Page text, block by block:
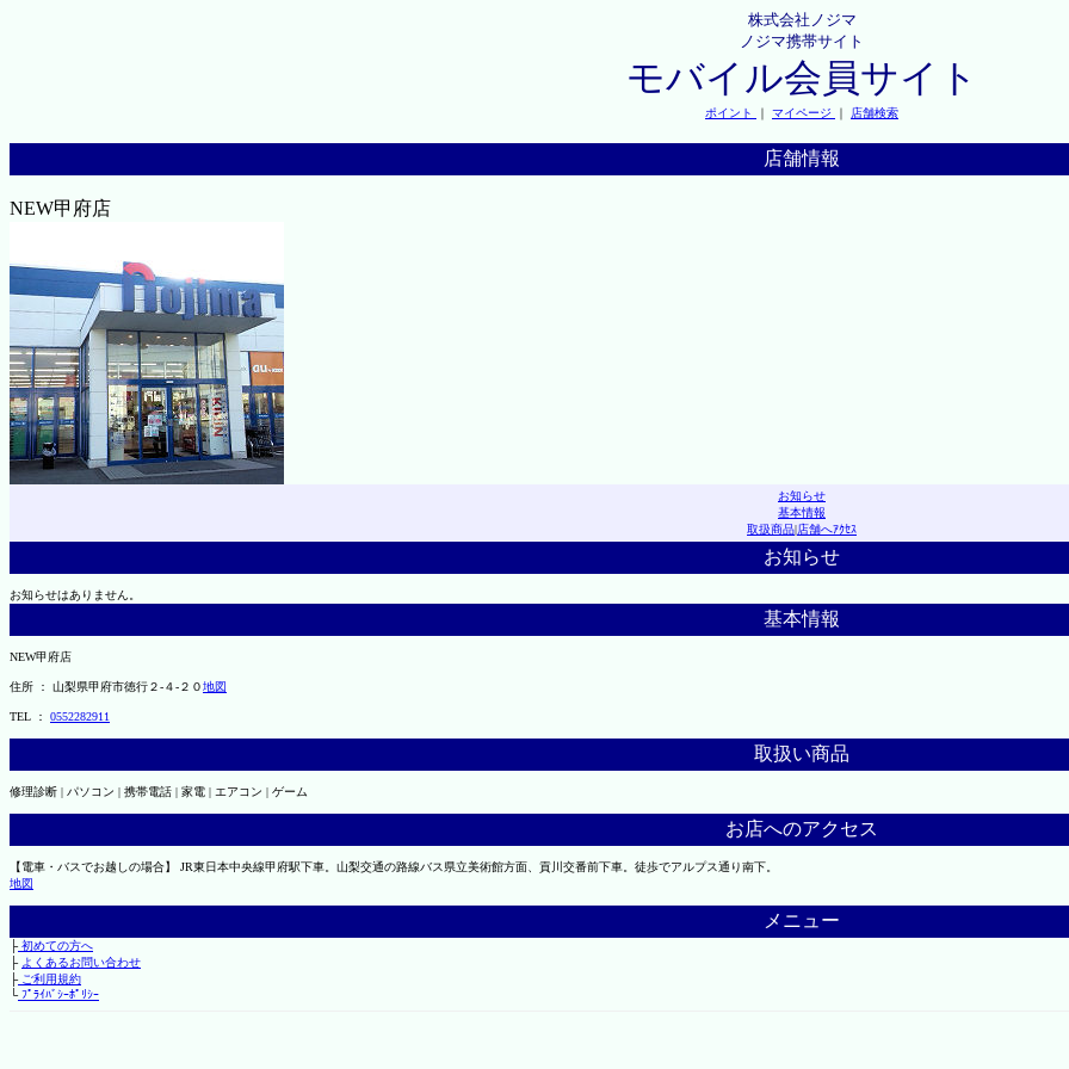
株式会社ノジマ
ノジマ携帯サイト
モバイル会員サイト
ポイント ｜ マイページ ｜ 店舗検索
店舗情報
NEW甲府店
お知らせ
基本情報
取扱商品|店舗へｱｸｾｽ
お知らせ
お知らせはありません。
基本情報
NEW甲府店
住所 ： 山梨県甲府市徳行２-４-２０地図
TEL ： 0552282911
取扱い商品
修理診断 | パソコン | 携帯電話 | 家電 | エアコン | ゲーム
お店へのアクセス
【電車・バスでお越しの場合】 JR東日本中央線甲府駅下車。山梨交通の路線バス県立美術館方面、貢川交番前下車。徒歩でアルプス通り南下。
地図
メニュー
├初めての方へ
├ よくあるお問い合わせ
├ご利用規約
└ﾌﾟﾗｲﾊﾞｼｰﾎﾟﾘｼｰ